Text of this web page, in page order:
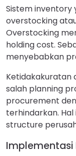
Sistem inventory
overstocking
Overstocking
holding cost.
menyebabkan
Ketidakakuratan
salah planning
procurement
terhindarkan.
structure
Implementasi